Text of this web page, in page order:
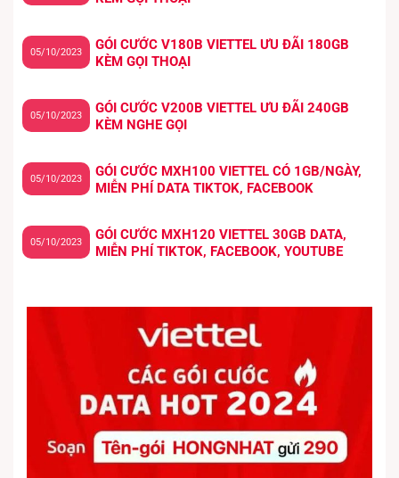
GÓI CƯỚC V180B VIETTEL ƯU ĐÃI 180GB
KÈM GỌI THOẠI
05/10/2023
GÓI CƯỚC V200B VIETTEL ƯU ĐÃI 240GB
KÈM NGHE GỌI
05/10/2023
GÓI CƯỚC MXH100 VIETTEL CÓ 1GB/NGÀY,
MIỄN PHÍ DATA TIKTOK, FACEBOOK
05/10/2023
GÓI CƯỚC MXH120 VIETTEL 30GB DATA,
MIỄN PHÍ TIKTOK, FACEBOOK, YOUTUBE
05/10/2023